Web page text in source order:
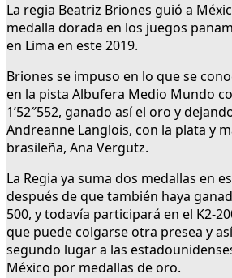
La regia Beatriz Briones guió a
medalla dorada en los juegos
en Lima en este 2019.
Briones se impuso en lo que se
en la pista Albufera Medio Mundo
1’52″552, ganado así el oro y
Andreanne Langlois, con la plata y
brasileña, Ana Vergutz.
La Regia ya suma dos medallas en
después de que también haya
500, y todavía participará en el K2-
que puede colgarse otra presea y
segundo lugar a las
México por medallas de oro.